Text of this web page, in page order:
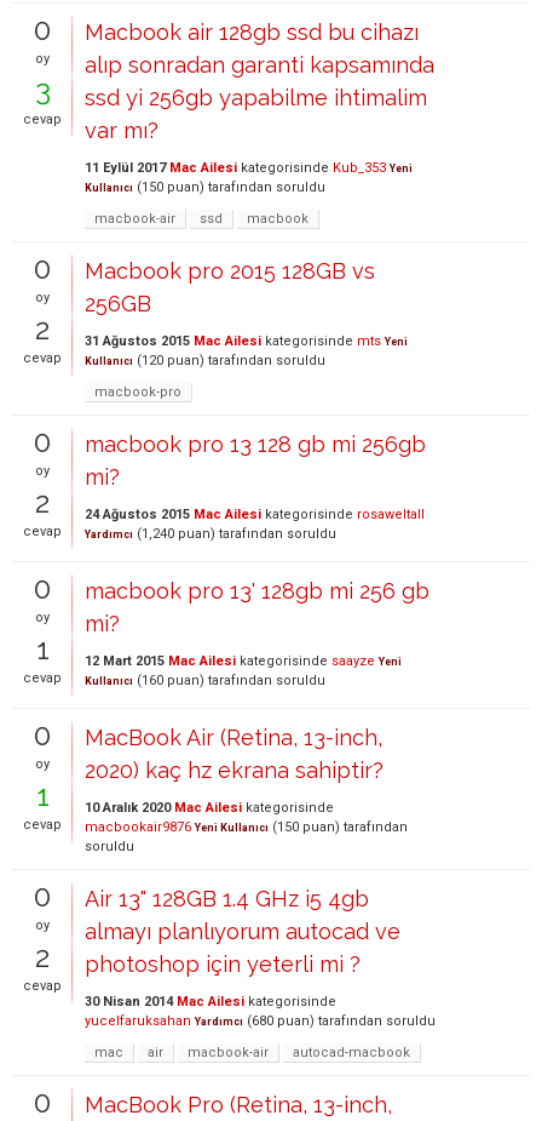
0
oy
3
cevap
Macbook air 128gb ssd bu cihazı
alıp sonradan garanti kapsamında
ssd yi 256gb yapabilme ihtimalim
var mı?
11 Eylül 2017 Mac Ailesi kategorisinde Kub_353 Yeni
Kullanıcı (150 puan) tarafından soruldu
macbook-air
ssd macbook
0
oy
2
cevap
Macbook pro 2015 128GB vs
256GB
31 Ağustos 2015 Mac Ailesi kategorisinde mts Yeni
Kullanıcı (120 puan) tarafından soruldu
macbook-pro
0
oy
2
cevap
macbook pro 13 128 gb mi 256gb
mi?
24 Ağustos 2015 Mac Ailesi kategorisinde rosaweltall
Yardımcı (1,240 puan) tarafından soruldu
0
oy
1
cevap
macbook pro 13' 128gb mi 256 gb
mi?
12 Mart 2015 Mac Ailesi kategorisinde saayze Yeni
Kullanıcı (160 puan) tarafından soruldu
0
oy
1
cevap
MacBook Air (Retina, 13-inch,
2020) kaç hz ekrana sahiptir?
10 Aralık 2020 Mac Ailesi kategorisinde
macbookair9876 Yeni Kullanıcı (150 puan) tarafından
soruldu
0
oy
2
cevap
Air 13" 128GB 1.4 GHz i5 4gb
almayı planlıyorum autocad ve
photoshop için yeterli mi ?
30 Nisan 2014 Mac Ailesi kategorisinde
yucelfaruksahan Yardımcı (680 puan) tarafından soruldu
mac
air macbook-air autocad-macbook
0
MacBook Pro (Retina, 13-inch,